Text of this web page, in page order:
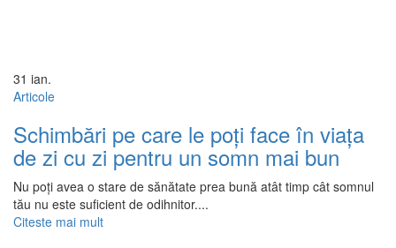
31 ian.
Articole
Schimbări pe care le poți face în viața
de zi cu zi pentru un somn mai bun
Nu poți avea o stare de sănătate prea bună atât timp cât somnul
tău nu este suficient de odihnitor....
Citeste mai mult